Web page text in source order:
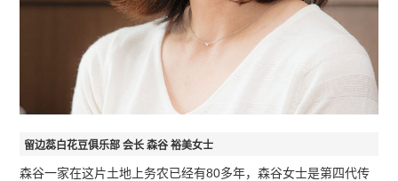
留边蕊白花豆俱乐部 会长 森谷 裕美女士
森谷一家在这片土地上务农已经有80多年，森谷女士是第四代传